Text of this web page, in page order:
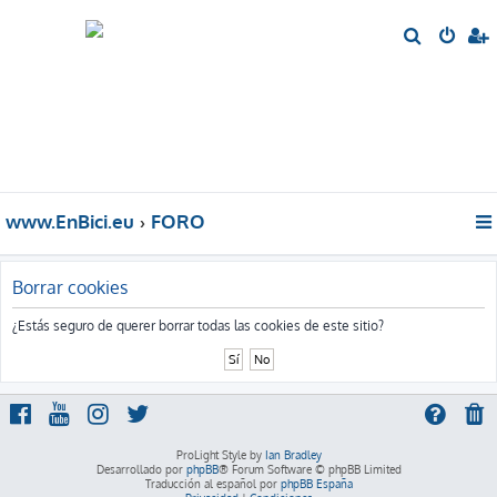
www.EnBici.eu FORO
Borrar cookies
¿Estás seguro de querer borrar todas las cookies de este sitio?
ProLight Style by Ian Bradley
Desarrollado por phpBB® Forum Software © phpBB Limited
Traducción al español por phpBB España